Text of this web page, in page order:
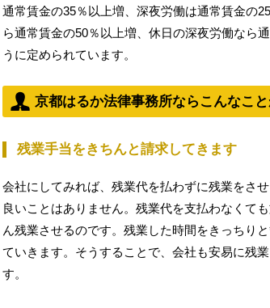
通常賃金の35％以上増、深夜労働は通常賃金の
ら通常賃金の50％以上増、休日の深夜労働なら
うに定められています。
京都はるか法律事務所ならこんなこ
残業手当をきちんと請求してきます
会社にしてみれば、残業代を払わずに残業をさ
良いことはありません。残業代を支払わなくて
ん残業させるのです。残業した時間をきっちり
ていきます。そうすることで、会社も安易に残
す。